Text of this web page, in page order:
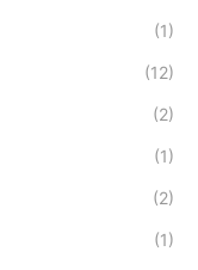
(1)
(12)
(2)
(1)
(2)
(1)